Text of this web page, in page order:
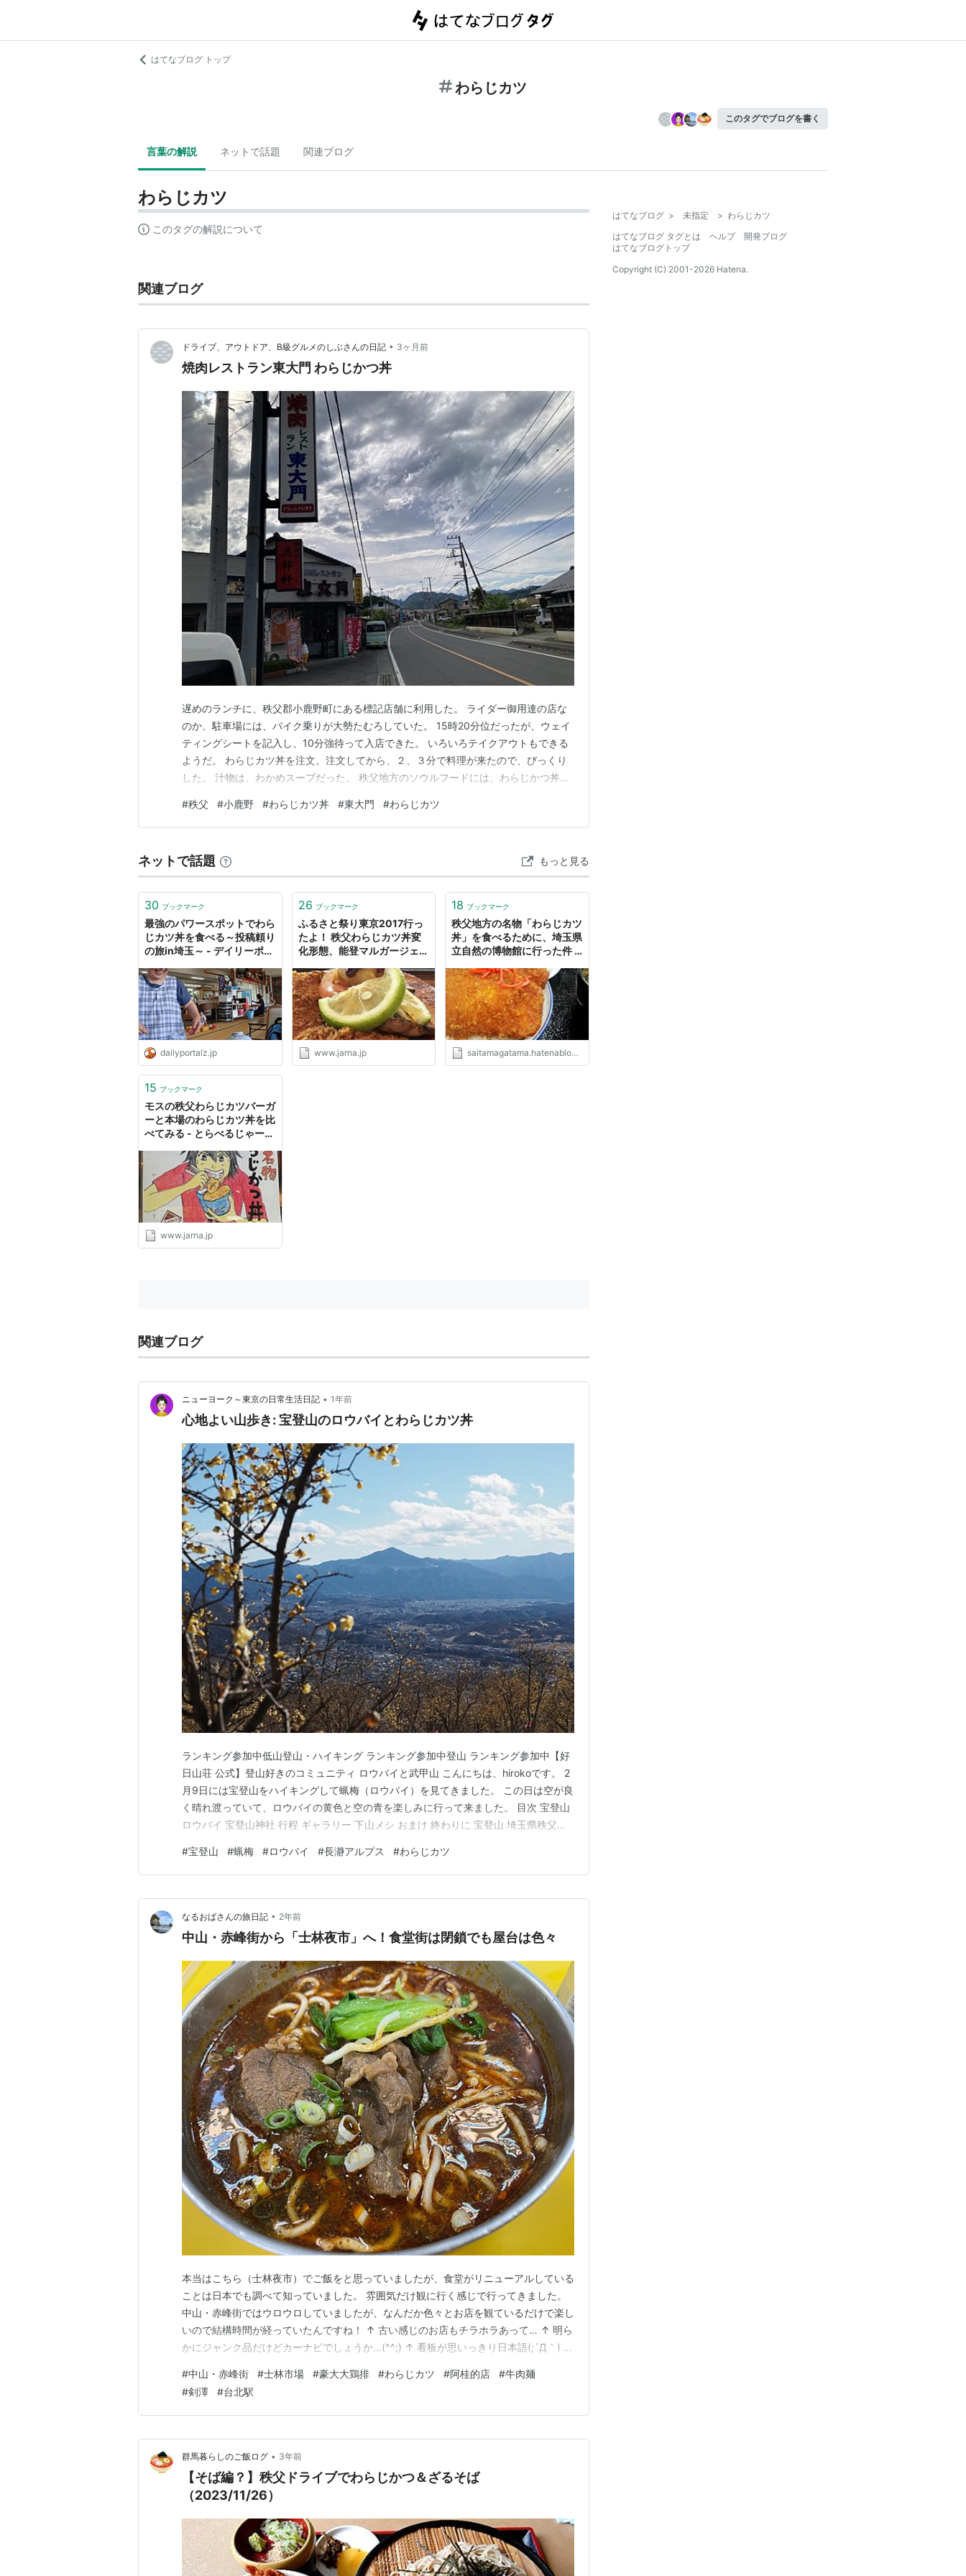
はてなブログ トップ
わらじカツ
このタグでブログを書く
言葉の解説 ネットで話題 関連ブログ
わらじカツ
このタグの解説について
関連ブログ
ドライブ、アウトドア、B級グルメのしぶさんの日記 • 3ヶ月前
焼肉レストラン東大門 わらじかつ丼
遅めのランチに、秩父郡小鹿野町にある標記店舗に利用した。 ライダー御用達の店な
のか、駐車場には、バイク乗りが大勢たむろしていた。 15時20分位だったが、ウェイ
ティングシートを記入し、10分強待って入店できた。 いろいろテイクアウトもできる
ようだ。 わらじカツ丼を注文。注文してから、２、３分で料理が来たので、びっくり
した。 汁物は、わかめスープだった。 秩父地方のソウルフードには、わらじかつ丼以
#秩父 #小鹿野 #わらじカツ丼 #東大門 #わらじカツ
ネットで話題 もっと見る
30 ブックマーク
最強のパワースポットでわら
じカツ丼を食べる～投稿頼り
の旅in埼玉～ - デイリーポー
dailyportalz.jp
26 ブックマーク
ふるさと祭り東京2017行っ
たよ！ 秩父わらじカツ丼変
化形態、能登マルガージェラ
な！（はてなブログ）
www.jarna.jp
18 ブックマーク
秩父地方の名物「わらじカツ
丼」を食べるために、埼玉県
立自然の博物館に行った件 -
saitamagatama.hatenablog.com
15 ブックマーク
モスの秩父わらじカツバーガ
ーと本場のわらじカツ丼を比
べてみる - とらべるじゃー
www.jarna.jp
関連ブログ
ニューヨーク～東京の日常生活日記 • 1年前
心地よい山歩き: 宝登山のロウバイとわらじカツ丼
ランキング参加中低山登山・ハイキング ランキング参加中登山 ランキング参加中【好
日山荘 公式】登山好きのコミュニティ ロウバイと武甲山 こんにちは、hirokoです。 2
月9日には宝登山をハイキングして蝋梅（ロウバイ）を見てきました。 この日は空が良
く晴れ渡っていて、ロウバイの黄色と空の青を楽しみに行って来ました。 目次 宝登山
ロウバイ 宝登山神社 行程 ギャラリー 下山メシ おまけ 終わりに 宝登山 埼玉県秩父郡
殿があり、山頂には奥宮があります。 また山頂近くにはロウバイ園や梅園があり、山
麓から山頂まではロー…
#宝登山 #蝋梅 #ロウバイ #長瀞アルプス #わらじカツ
なるおばさんの旅日記 • 2年前
中山・赤峰街から「士林夜市」へ！食堂街は閉鎖でも屋台は色々
本当はこちら（士林夜市）でご飯をと思っていましたが、食堂がリニューアルしている
ことは日本でも調べて知っていました。 雰囲気だけ観に行く感じで行ってきました。
中山・赤峰街ではウロウロしていましたが、なんだか色々とお店を観ているだけで楽し
いので結構時間が経っていたんですね！ ↑ 古い感じのお店もチラホラあって… ↑ 明ら
かにジャンク品だけどカーナビでしょうか…(^^;) ↑ 看板が思いっきり日本語(;´Д｀) ↑
路地を歩いてみました！ 士林夜市（シーリンイエシー）に行った頃には夜の8時近かっ
たのだと思います。 地下…
#中山・赤峰街 #士林市場 #豪大大鶏排 #わらじカツ #阿桂的店 #牛肉麺
#剣澤 #台北駅
群馬暮らしのご飯ログ • 3年前
【そば編？】秩父ドライブでわらじかつ＆ざるそば
（2023/11/26）
はてなブログ > 未指定 > わらじカツ
はてなブログ タグとは
ヘルプ
開発ブログ
はてなブログトップ
Copyright (C) 2001-2026 Hatena.